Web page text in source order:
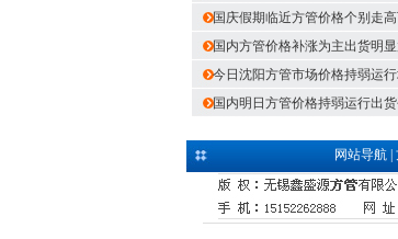
国庆假期临近方管价格个别走
国内方管价格补涨为主出货明
今日沈阳方管市场价格持弱运
国内明日方管价格持弱运行出
网站导航